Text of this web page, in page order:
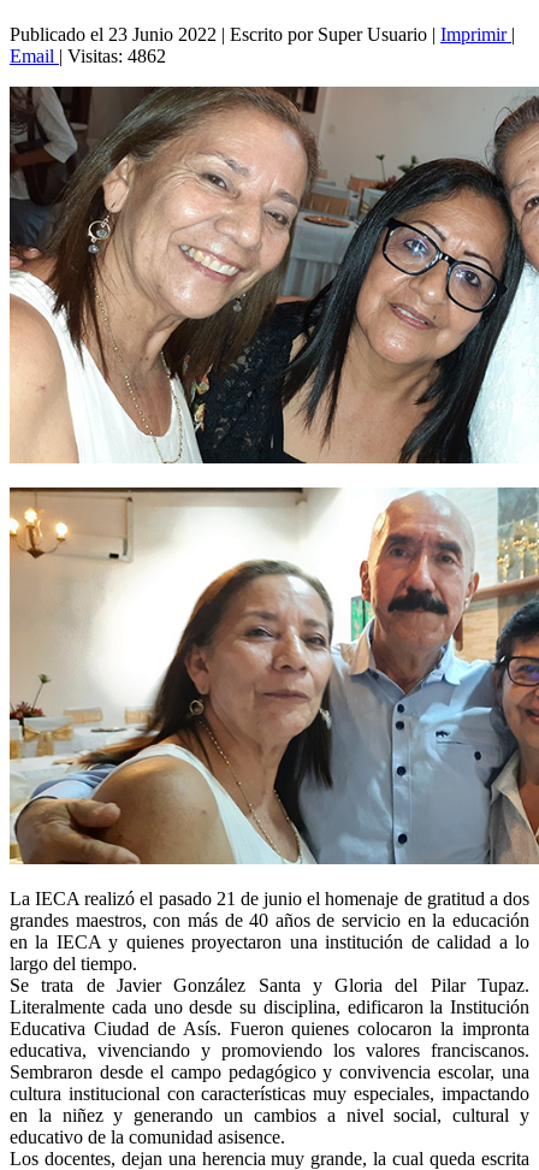
Publicado el 23 Junio 2022 | Escrito por Super Usuario | Imprimir |
Email | Visitas: 4862
La IECA realizó el pasado 21 de junio el homenaje de gratitud a dos
grandes maestros, con más de 40 años de servicio en la educación
en la IECA y quienes proyectaron una institución de calidad a lo
largo del tiempo.
Se trata de Javier González Santa y Gloria del Pilar Tupaz.
Literalmente cada uno desde su disciplina, edificaron la Institución
Educativa Ciudad de Asís. Fueron quienes colocaron la impronta
educativa, vivenciando y promoviendo los valores franciscanos.
Sembraron desde el campo pedagógico y convivencia escolar, una
cultura institucional con características muy especiales, impactando
en la niñez y generando un cambios a nivel social, cultural y
educativo de la comunidad asisence.
Los docentes, dejan una herencia muy grande, la cual queda escrita